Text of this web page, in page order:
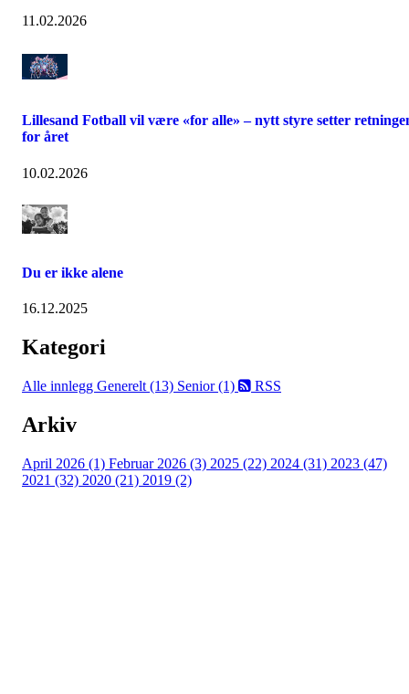
11.02.2026
Lillesand Fotball vil være «for alle» – nytt styre setter
for året
10.02.2026
Du er ikke alene
16.12.2025
Kategori
Alle innlegg Generelt (13) Senior (1) RSS
Arkiv
April 2026 (1) Februar 2026 (3) 2025 (22) 2024 (31) 2023 (47)
2021 (32) 2020 (21) 2019 (2)